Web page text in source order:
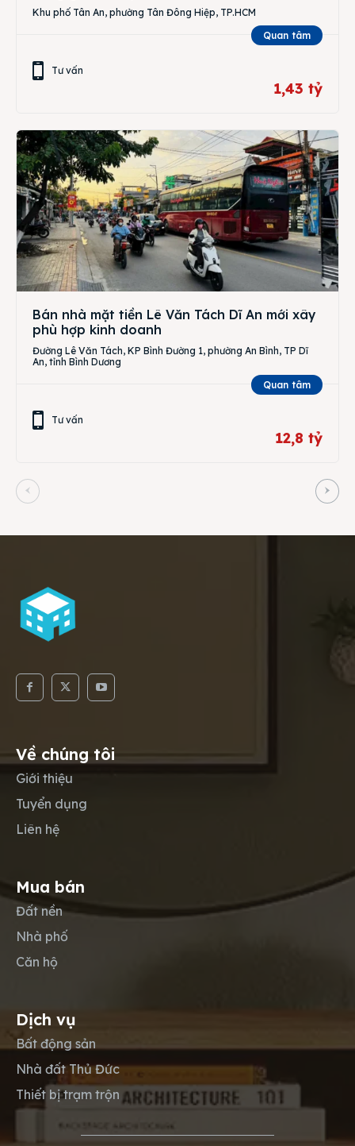
Khu phố Tân An, phường Tân Đông Hiệp, TP.HCM
Quan tâm
Tư vấn
1,43 tỷ
Bán nhà mặt tiền Lê Văn Tách Dĩ An mới xây
phù hợp kinh doanh
Đường Lê Văn Tách, KP Bình Đường 1, phường An Bình, TP Dĩ
An, tỉnh Bình Dương
Quan tâm
Tư vấn
12,8 tỷ
Về chúng tôi
Giới thiệu
Tuyển dụng
Liên hệ
Mua bán
Đất nền
Nhà phố
Căn hộ
Dịch vụ
Bất động sản
Nhà đất Thủ Đức
Thiết bị trạm trộn